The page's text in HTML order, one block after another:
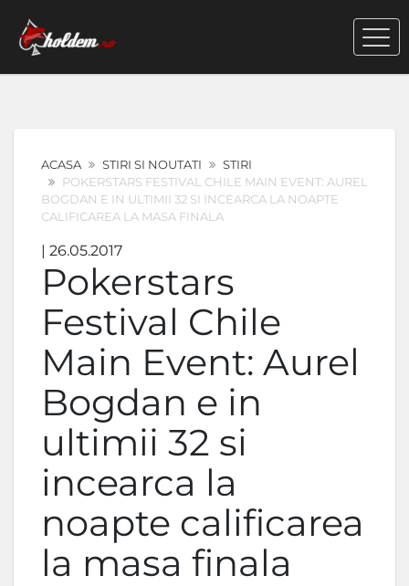
ACASA STIRI SI NOUTATI
STIRI
POKERSTARS FESTIVAL CHILE MAIN EVENT: AUREL
BOGDAN E IN ULTIMII 32 SI INCEARCA LA NOAPTE
CALIFICAREA LA MASA FINALA
| 26.05.2017
Pokerstars
Festival Chile
Main Event: Aurel
Bogdan e in
ultimii 32 si
incearca la
noapte calificarea
la masa finala